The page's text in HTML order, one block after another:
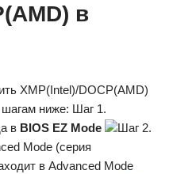
в
XMP(Intel)/DOCP(AMD)
ниже: Шаг 1.
в BIOS EZ Mode
Шаг 2.
Mode (серия
в Advanced Mode